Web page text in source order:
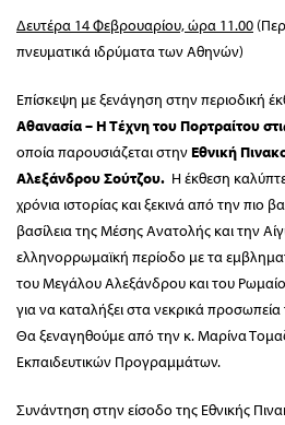
Δευτέρα 14 Φεβρουαρίου, ώρα 11.00
πνευματικά ιδρύματα των Αθηνών)
Επίσκεψη με ξενάγηση στην περιοδική
Αθανασία – Η Τέχνη του Πορτραίτου
οποία παρουσιάζεται στην Εθνική
Αλεξάνδρου Σούτζου. Η έκθεση
χρόνια ιστορίας και ξεκινά από την πιο
βασίλεια της Μέσης Ανατολής και την
ελληνορρωμαϊκή περίοδο με τα
του Μεγάλου Αλεξάνδρου και του
για να καταλήξει στα νεκρικά
Θα ξεναγηθούμε από την κ. Μαρίνα
Εκπαιδευτικών Προγραμμάτων.
Συνάντηση στην είσοδο της Εθνικής